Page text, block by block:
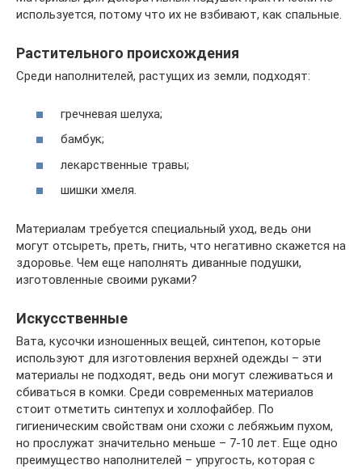
используется, потому что их не взбивают, как спальные.
Растительного происхождения
Среди наполнителей, растущих из земли, подходят:
гречневая шелуха;
бамбук;
лекарственные травы;
шишки хмеля.
Материалам требуется специальный уход, ведь они
могут отсыреть, преть, гнить, что негативно скажется на
здоровье. Чем еще наполнять диванные подушки,
изготовленные своими руками?
Искусственные
Вата, кусочки изношенных вещей, синтепон, которые
используют для изготовления верхней одежды – эти
материалы не подходят, ведь они могут слеживаться и
сбиваться в комки. Среди современных материалов
стоит отметить синтепух и холлофайбер. По
гигиеническим свойствам они схожи с лебяжьим пухом,
но прослужат значительно меньше – 7-10 лет. Еще одно
преимущество наполнителей – упругость, которая с